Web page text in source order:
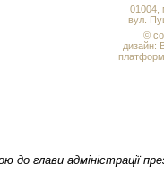
01004,
вул.
©
дизайн:
до глави